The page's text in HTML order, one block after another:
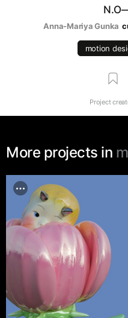
Anna-Mariya Gunka
motion
Project
More projects in